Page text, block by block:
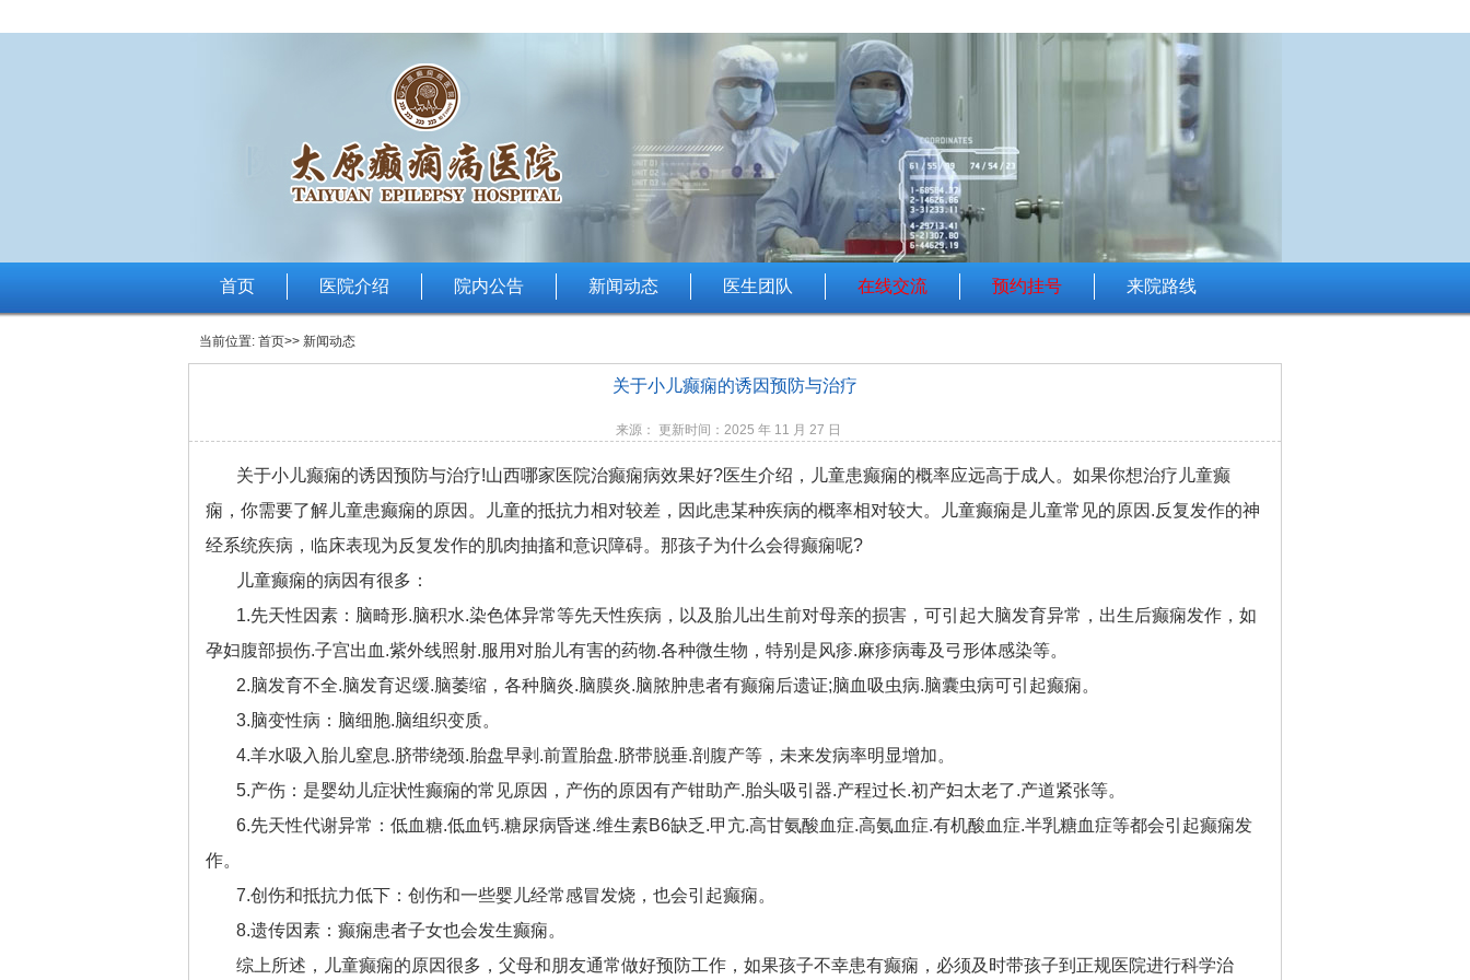
首页 医院介绍 院内公告 新闻动态 医生团队 在线交流 预约挂号 来院路线
当前位置: 首页>> 新闻动态
关于小儿癫痫的诱因预防与治疗
来源： 更新时间：2025 年 11 月 27 日
关于小儿癫痫的诱因预防与治疗!山西哪家医院治癫痫病效果好?医生介绍，儿童患癫痫的概率应远高于成人。如果你想治疗儿童癫
痫，你需要了解儿童患癫痫的原因。儿童的抵抗力相对较差，因此患某种疾病的概率相对较大。儿童癫痫是儿童常见的原因.反复发作的神
经系统疾病，临床表现为反复发作的肌肉抽搐和意识障碍。那孩子为什么会得癫痫呢?
儿童癫痫的病因有很多：
1.先天性因素：脑畸形.脑积水.染色体异常等先天性疾病，以及胎儿出生前对母亲的损害，可引起大脑发育异常，出生后癫痫发作，如
孕妇腹部损伤.子宫出血.紫外线照射.服用对胎儿有害的药物.各种微生物，特别是风疹.麻疹病毒及弓形体感染等。
2.脑发育不全.脑发育迟缓.脑萎缩，各种脑炎.脑膜炎.脑脓肿患者有癫痫后遗证;脑血吸虫病.脑囊虫病可引起癫痫。
3.脑变性病：脑细胞.脑组织变质。
4.羊水吸入胎儿窒息.脐带绕颈.胎盘早剥.前置胎盘.脐带脱垂.剖腹产等，未来发病率明显增加。
5.产伤：是婴幼儿症状性癫痫的常见原因，产伤的原因有产钳助产.胎头吸引器.产程过长.初产妇太老了.产道紧张等。
6.先天性代谢异常：低血糖.低血钙.糖尿病昏迷.维生素B6缺乏.甲亢.高甘氨酸血症.高氨血症.有机酸血症.半乳糖血症等都会引起癫痫发
作。
7.创伤和抵抗力低下：创伤和一些婴儿经常感冒发烧，也会引起癫痫。
8.遗传因素：癫痫患者子女也会发生癫痫。
综上所述，儿童癫痫的原因很多，父母和朋友通常做好预防工作，如果孩子不幸患有癫痫，必须及时带孩子到正规医院进行科学治